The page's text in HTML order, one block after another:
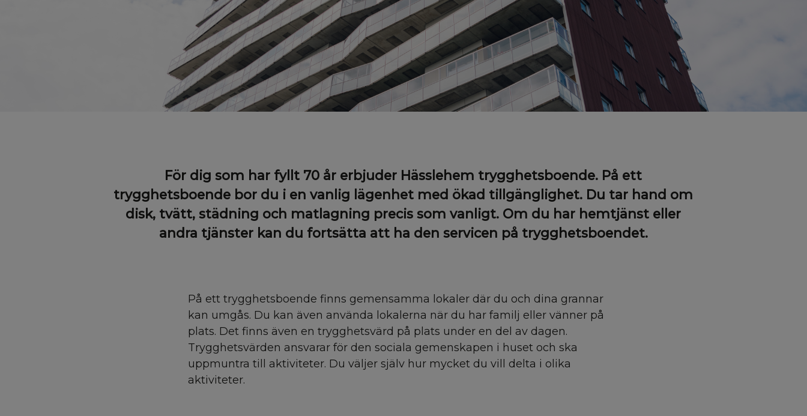
För dig som har fyllt 70 år erbjuder Hässlehem trygghetsboende. På ett
trygghetsboende bor du i en vanlig lägenhet med ökad tillgänglighet. Du tar hand om
disk, tvätt, städning och matlagning precis som vanligt. Om du har hemtjänst eller
andra tjänster kan du fortsätta att ha den servicen på trygghetsboendet.
På ett trygghetsboende finns gemensamma lokaler där du och dina grannar
kan umgås. Du kan även använda lokalerna när du har familj eller vänner på
plats. Det finns även en trygghetsvärd på plats under en del av dagen.
Trygghetsvärden ansvarar för den sociala gemenskapen i huset och ska
uppmuntra till aktiviteter. Du väljer själv hur mycket du vill delta i olika
aktiviteter.